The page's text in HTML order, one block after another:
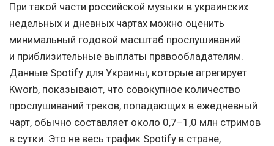
При такой части российской музыки в украинских
недельных и дневных чартах можно оценить
минимальный годовой масштаб прослушиваний
и приблизительные выплаты правообладателям.
Данные Spotify для Украины, которые агрегирует
Kworb, показывают, что совокупное количество
прослушиваний треков, попадающих в ежедневный
чарт, обычно составляет около 0,7−1,0 млн стримов
в сутки. Это не весь трафик Spotify в стране,